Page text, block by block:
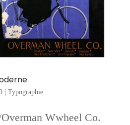
| Typographie
Wwheel Co.